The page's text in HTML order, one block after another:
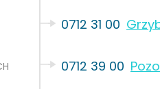
0712 31 00
0712 39 00